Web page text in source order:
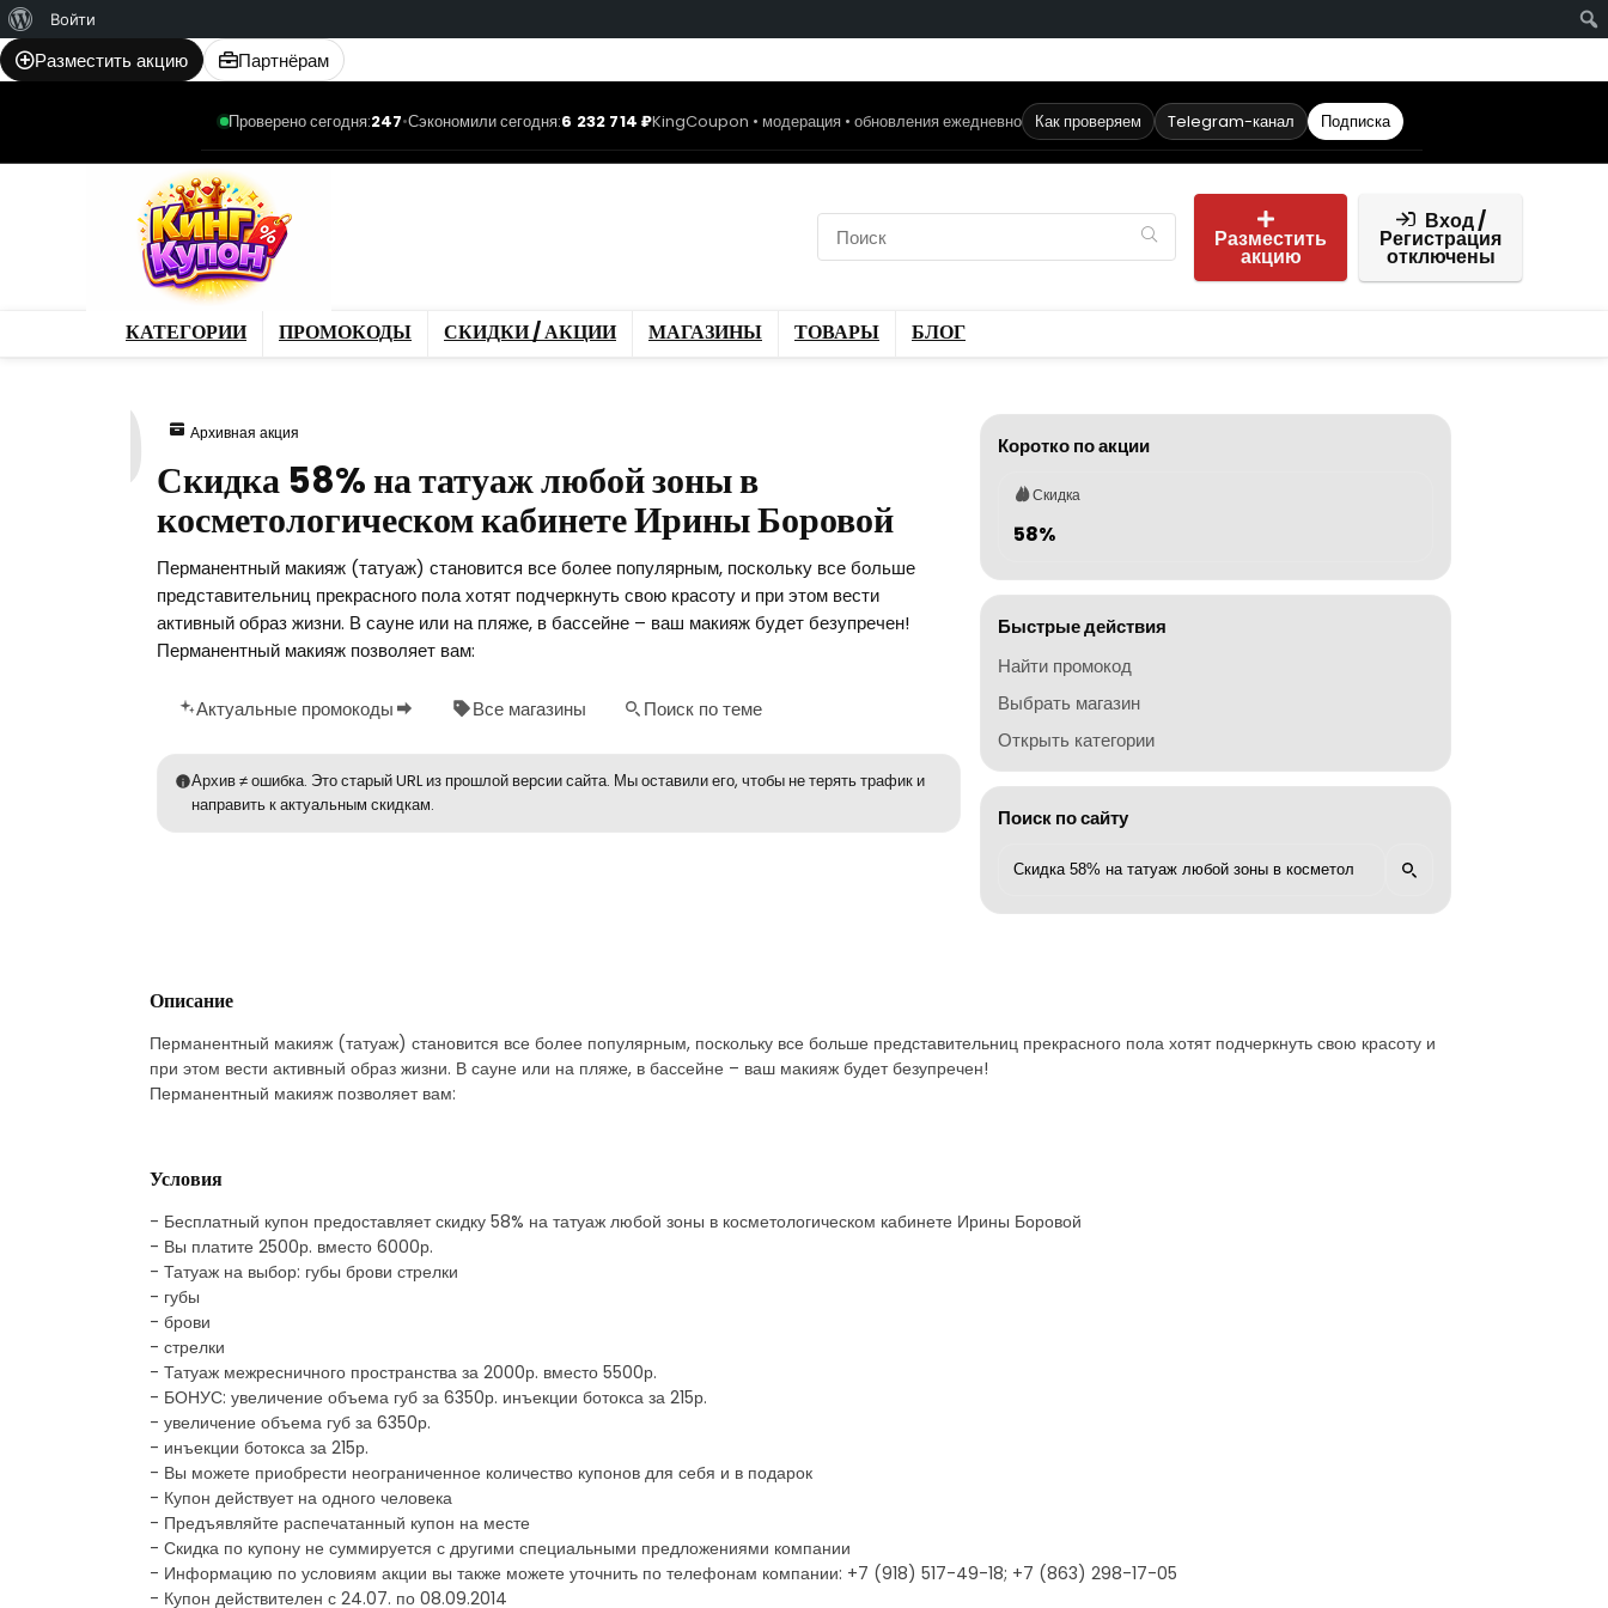
WordPress
Войти
Разместить акцию Партнёрам
Проверено сегодня:247•Сэкономили сегодня:6 232 714 ₽KingCoupon • модерация • обновления ежедневно Как проверяем Telegram-канал Подписка
Разместить
акцию
Вход /
Регистрация
отключены
КАТЕГОРИИ ПРОМОКОДЫ СКИДКИ / АКЦИИ МАГАЗИНЫ ТОВАРЫ БЛОГ
Архивная акция
Скидка 58% на татуаж любой зоны в
косметологическом кабинете Ирины Боровой
Перманентный макияж (татуаж) становится все более популярным, поскольку все больше
представительниц прекрасного пола хотят подчеркнуть свою красоту и при этом вести
активный образ жизни. В сауне или на пляже, в бассейне – ваш макияж будет безупречен!
Перманентный макияж позволяет вам:
Актуальные промокоды Все магазины Поиск по теме
Архив ≠ ошибка. Это старый URL из прошлой версии сайта. Мы оставили его, чтобы не терять трафик и
направить к актуальным скидкам.
Коротко по акции
Скидка
58%
Быстрые действия
Найти промокод
Выбрать магазин
Открыть категории
Поиск по сайту
Описание
Перманентный макияж (татуаж) становится все более популярным, поскольку все больше представительниц прекрасного пола хотят подчеркнуть свою красоту и
при этом вести активный образ жизни. В сауне или на пляже, в бассейне – ваш макияж будет безупречен!
Перманентный макияж позволяет вам:
Условия
- Бесплатный купон предоставляет скидку 58% на татуаж любой зоны в косметологическом кабинете Ирины Боровой
- Вы платите 2500р. вместо 6000р.
- Татуаж на выбор: губы брови стрелки
- губы
- брови
- стрелки
- Татуаж межресничного пространства за 2000р. вместо 5500р.
- БОНУС: увеличение объема губ за 6350р. инъекции ботокса за 215р.
- увеличение объема губ за 6350р.
- инъекции ботокса за 215р.
- Вы можете приобрести неограниченное количество купонов для себя и в подарок
- Купон действует на одного человека
- Предъявляйте распечатанный купон на месте
- Скидка по купону не суммируется с другими специальными предложениями компании
- Информацию по условиям акции вы также можете уточнить по телефонам компании: +7 (918) 517-49-18; +7 (863) 298-17-05
- Купон действителен с 24.07. по 08.09.2014